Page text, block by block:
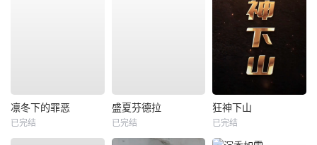
凛冬下的罪恶
已完结
盛夏芬德拉
已完结
狂神下山
已完结